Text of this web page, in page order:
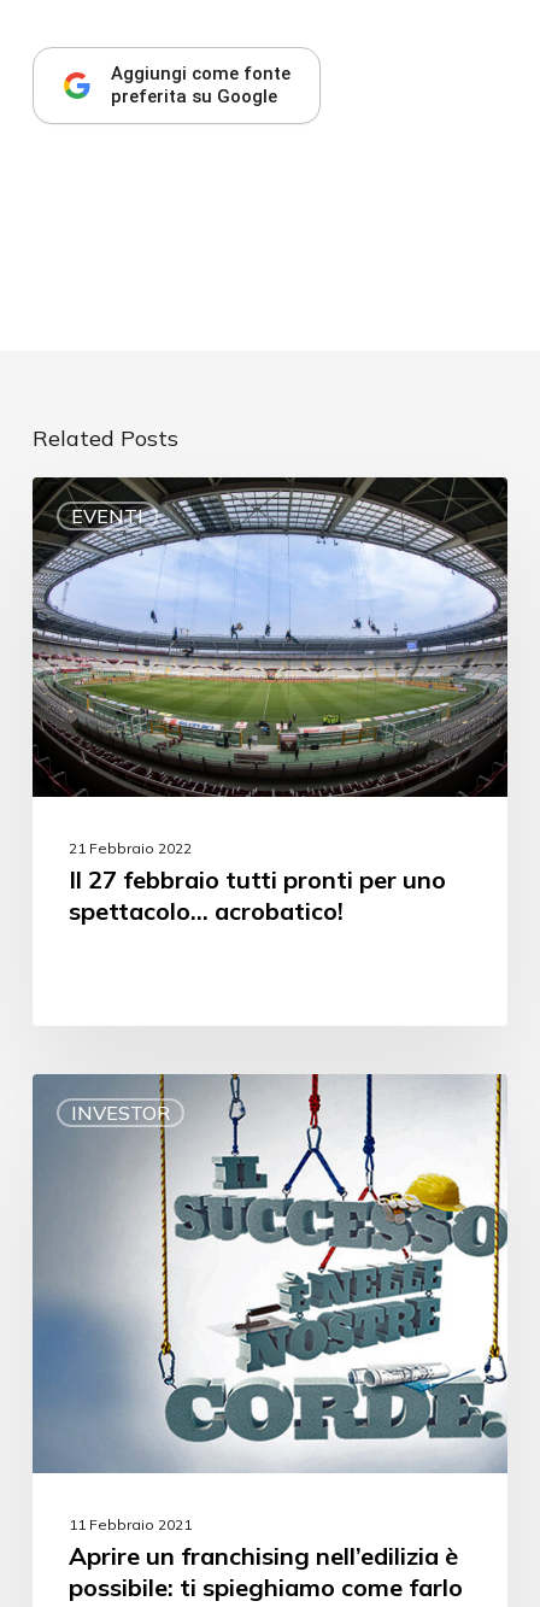
Aggiungi come fonte
preferita su Google
Related Posts
EVENTI
21 Febbraio 2022
Il 27 febbraio tutti pronti per uno
spettacolo… acrobatico!
INVESTOR
11 Febbraio 2021
Aprire un franchising nell’edilizia è
possibile: ti spieghiamo come farlo